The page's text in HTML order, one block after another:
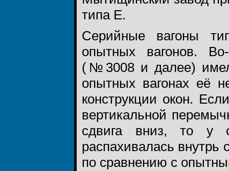
типа Е.
Серийные вагоны
опытных вагонов.
(№3008 и далее)
опытных вагонах её
конструкции окон.
вертикальной
сдвига вниз, то у
распахивалась внутрь
по сравнению с